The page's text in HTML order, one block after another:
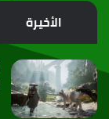
الأخيرة